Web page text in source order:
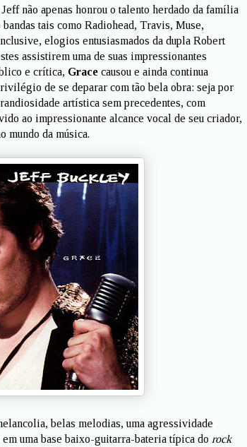
não apenas honrou o talento herdado da família
tais como Radiohead, Travis, Muse,
elogios entusiasmados da dupla Robert
assistirem uma de suas impressionantes
e crítica, Grace causou e ainda continua
de se deparar com tão bela obra: seja por
artística sem precedentes, com
ao impressionante alcance vocal de seu criador,
mundo da música.
belas melodias, uma agressividade
uma base baixo-guitarra-bateria típica do rock